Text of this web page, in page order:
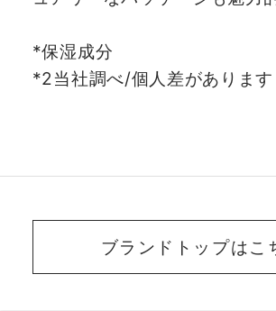
*保湿成分
*2当社調べ/個人差があります
ブランドトップはこ